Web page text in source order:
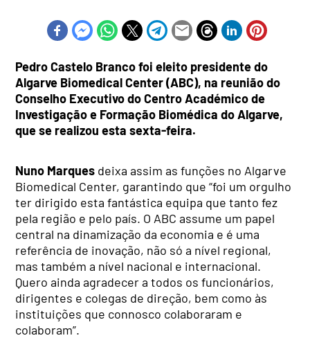
Pedro Castelo Branco foi eleito presidente do
Algarve Biomedical Center (ABC), na reunião do
Conselho Executivo do Centro Académico de
Investigação e Formação Biomédica do Algarve,
que se realizou esta sexta-feira.
Nuno Marques deixa assim as funções no Algarve
Biomedical Center, garantindo que “foi um orgulho
ter dirigido esta fantástica equipa que tanto fez
pela região e pelo país. O ABC assume um papel
central na dinamização da economia e é uma
referência de inovação, não só a nível regional,
mas também a nível nacional e internacional.
Quero ainda agradecer a todos os funcionários,
dirigentes e colegas de direção, bem como às
instituições que connosco colaboraram e
colaboram”.